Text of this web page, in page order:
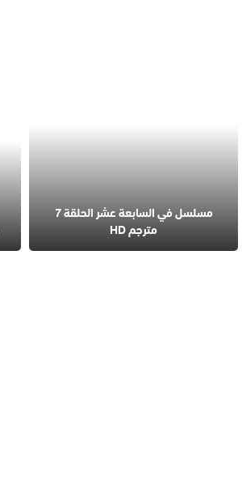
مسلسل في السابعة عشر الحلقة 7
مترجم HD